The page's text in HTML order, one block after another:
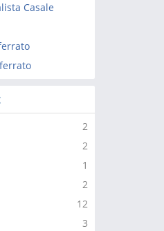
Casale
2
2
1
2
12
3